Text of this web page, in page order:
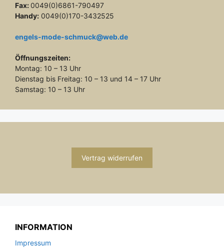
Fax: 0049(0)6861-790497
Handy: 0049(0)170-3432525
engels-mode-schmuck@web.de
Öffnungszeiten:
Montag: 10 – 13 Uhr
Dienstag bis Freitag: 10 – 13 und 14 – 17 Uhr
Samstag: 10 – 13 Uhr
Vertrag widerrufen
INFORMATION
Impressum